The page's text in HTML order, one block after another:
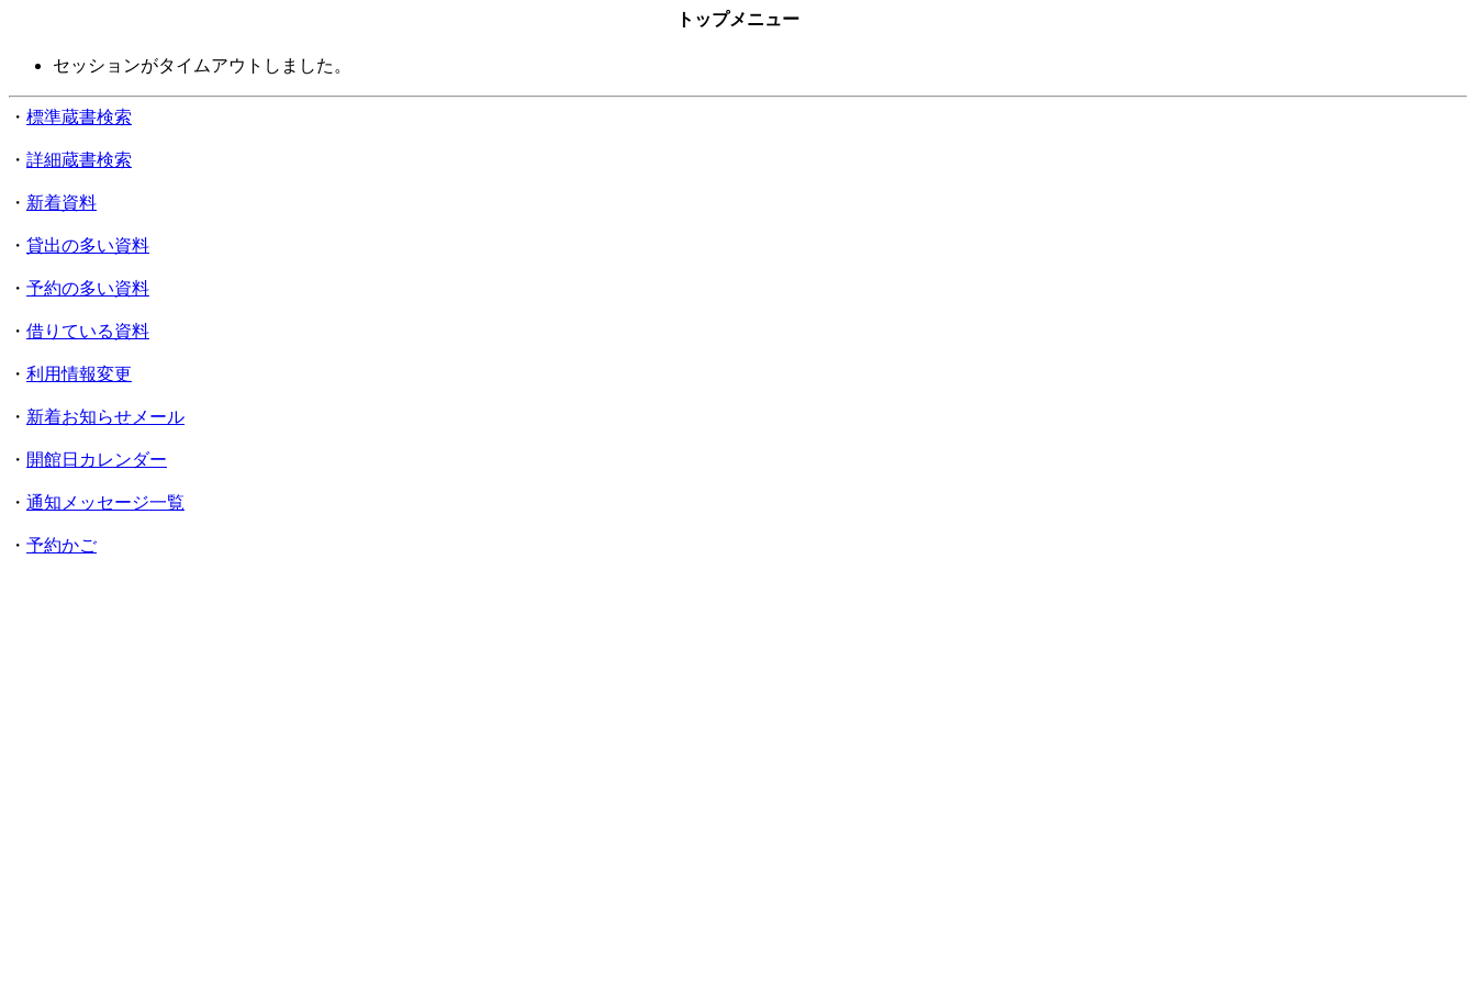
トップメニュー
セッションがタイムアウトしました。
・ 標準蔵書検索
・ 詳細蔵書検索
・ 新着資料
・ 貸出の多い資料
・ 予約の多い資料
・ 借りている資料
・ 利用情報変更
・ 新着お知らせメール
・ 開館日カレンダー
・ 通知メッセージ一覧
・ 予約かご